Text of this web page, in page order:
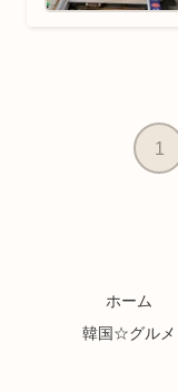
1
ホーム
韓国☆グルメ